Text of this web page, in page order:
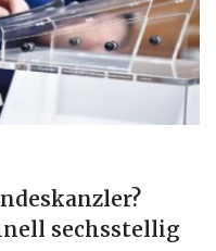
sechsstellig